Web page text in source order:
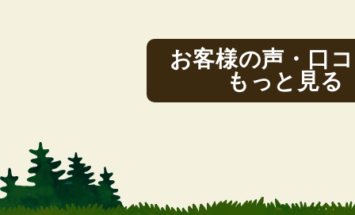
お客様の声・口
もっと見る